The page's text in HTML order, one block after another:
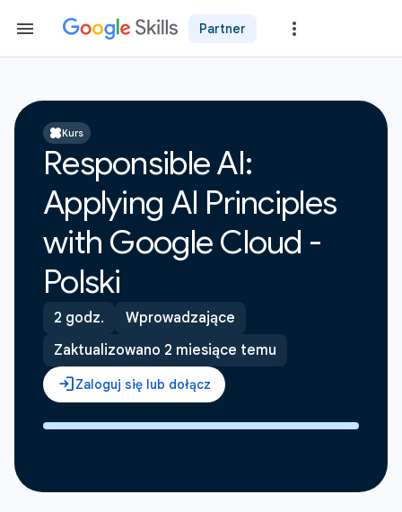
Partner
Kurs
Responsible AI:
Applying AI Principles
with Google Cloud -
Polski
2 godz.
Wprowadzające
Zaktualizowano 2 miesiące temu